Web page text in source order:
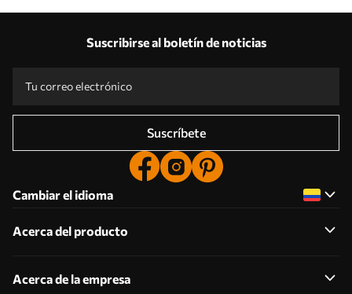
Suscribirse al boletín de noticias
Suscríbete
Cambiar el idioma
Acerca del producto
Acerca de la empresa